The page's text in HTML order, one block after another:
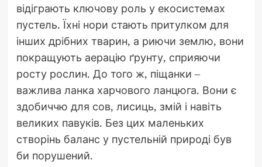
відіграють ключову роль у екосистемах
пустель. Їхні нори стають притулком для
інших дрібних тварин, а риючи землю, вони
покращують аерацію ґрунту, сприяючи
росту рослин. До того ж, піщанки –
важлива ланка харчового ланцюга. Вони є
здобиччю для сов, лисиць, змій і навіть
великих павуків. Без цих маленьких
створінь баланс у пустельній природі був
би порушений.